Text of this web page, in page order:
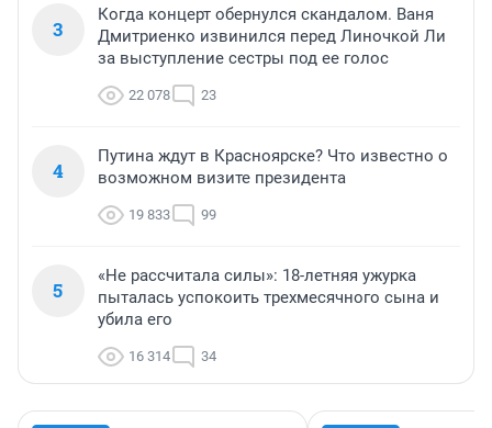
3
Когда концерт обернулся скандалом. Ваня
Дмитриенко извинился перед Линочкой Ли
за выступление сестры под ее голос
22 078 23
4
Путина ждут в Красноярске? Что известно о
возможном визите президента
19 833 99
5
«Не рассчитала силы»: 18-летняя ужурка
пыталась успокоить трехмесячного сына и
убила его
16 314 34